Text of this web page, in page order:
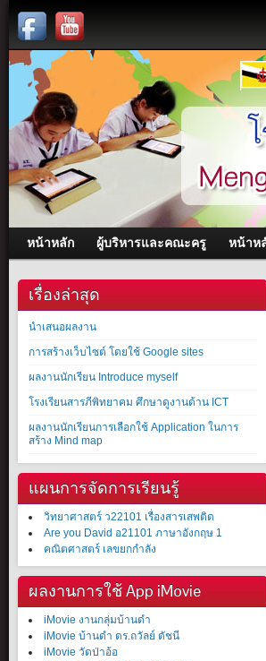
หน้าหลัก ผู้บริหารและคณะครู หน้าห
เรื่องล่าสุด
นำเสนอผลงาน
การสร้างเว็บไซต์ โดยใช้ Google sites
ผลงานนักเรียน Introduce myself
โรงเรียนสารภีพิทยาคม ศึกษาดูงานด้าน ICT
ผลงานนักเรียนการเลือกใช้ Application ในการ
สร้าง Mind map
แผนการจัดการเรียนรู้
วิทยาศาสตร์ ว22101 เรื่องสารเสพติด
Are you David อ21101 ภาษาอังกฤษ 1
คณิตศาสตร์ เลขยกกำลัง
ผลงานการใช้ App iMovie
iMovie งานกลุ่มบ้านดำ
iMovie บ้านดำ ดร.ถวัลย์ ดัชนี
iMovie วัดป่าอ้อ